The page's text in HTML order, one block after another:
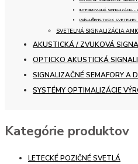
INTEGROVANÁ SIGNALIZÁCIA -
PRÍSLUŠENSTVO K SVETELNEJ
SVETELNÁ SIGNALIZÁCIA
AKUSTICKÁ / ZVUKOVÁ
OPTICKO AKUSTICKÁ
SIGNALIZAČNÉ SEMAFORY A
SYSTÉMY OPTIMALIZÁCIE
Kategórie produktov
LETECKÉ POZIČNÉ SVETLÁ